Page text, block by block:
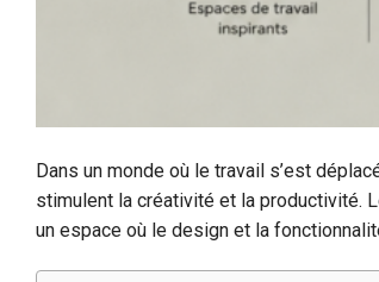
Dans un monde où le travail s’est
stimulent la créativité et la productivité.
un espace où le design et la